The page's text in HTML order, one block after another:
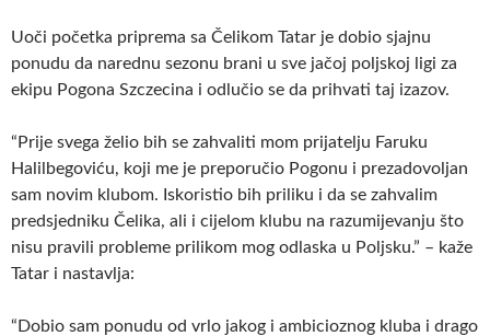
Uoči početka priprema sa Čelikom Tatar je dobio sjajnu
ponudu da narednu sezonu brani u sve jačoj poljskoj ligi za
ekipu Pogona Szczecina i odlučio se da prihvati taj izazov.
“Prije svega želio bih se zahvaliti mom prijatelju Faruku
Halilbegoviću, koji me je preporučio Pogonu i prezadovoljan
sam novim klubom. Iskoristio bih priliku i da se zahvalim
predsjedniku Čelika, ali i cijelom klubu na razumijevanju što
nisu pravili probleme prilikom mog odlaska u Poljsku.” – kaže
Tatar i nastavlja:
“Dobio sam ponudu od vrlo jakog i ambicioznog kluba i drago